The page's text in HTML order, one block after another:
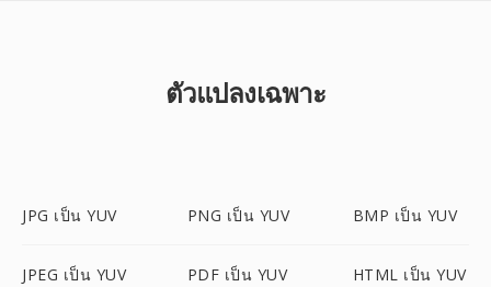
ตัวแปลงเฉพาะ
JPG เป็น YUV PNG เป็น YUV BMP เป็น YUV
JPEG เป็น YUV PDF เป็น YUV HTML เป็น YUV